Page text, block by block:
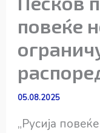
повеќе
05.08.2025
„Русија